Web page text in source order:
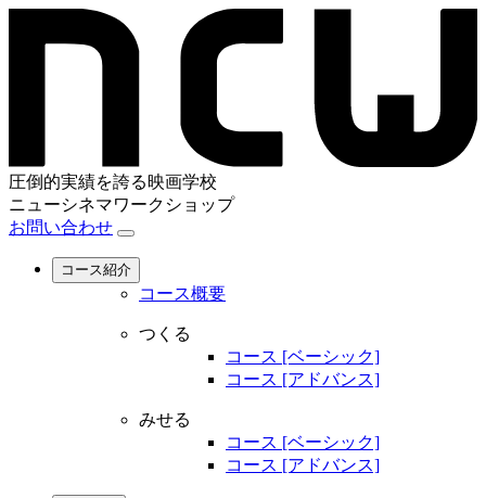
圧倒的実績を誇る映画学校
ニューシネマワークショップ
お問い合わせ
コース紹介
コース概要
つくる
コース [ベーシック]
コース [アドバンス]
みせる
コース [ベーシック]
コース [アドバンス]